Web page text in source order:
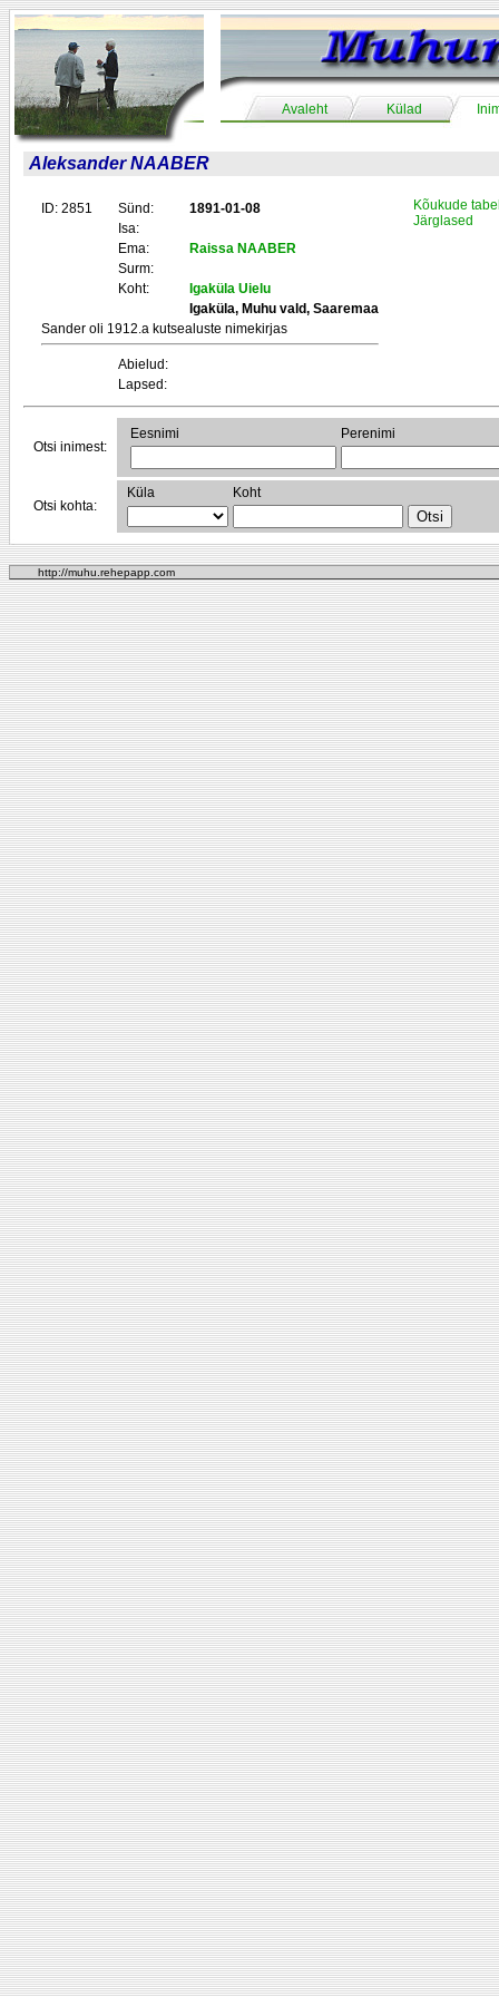
Avaleht Külad
Aleksander NAABER
ID: 2851 Sünd:
1891-01-08
Isa:
Ema:
Raissa NAABER
Surm:
Koht:
Igaküla Uielu
Igaküla, Muhu vald, Saaremaa
Sander oli 1912.a kutsealuste nimekirjas
Abielud:
Lapsed:
Kõukude
Järglased
Otsi inimest:
Eesnimi Perenimi
Otsi kohta:
Küla Koht
http://muhu.rehepapp.com